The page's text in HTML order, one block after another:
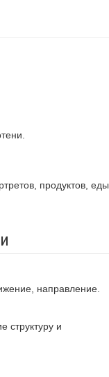
продуктов, еды,
направление.
и